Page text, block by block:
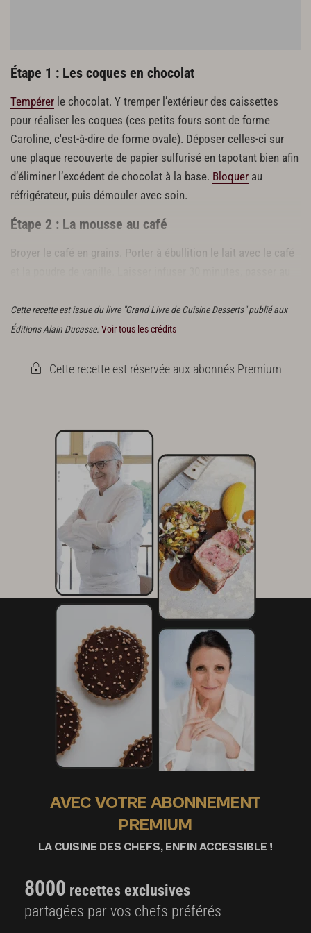
Étape 1 : Les coques en chocolat
Tempérer le chocolat. Y tremper l’extérieur des caissettes
pour réaliser les coques (ces petits fours sont de forme
Caroline, c'est-à-dire de forme ovale). Déposer celles-ci sur
une plaque recouverte de papier sulfurisé en tapotant bien afin
d’éliminer l’excédent de chocolat à la base. Bloquer au
réfrigérateur, puis démouler avec soin.
Étape 2 : La mousse au café
Broyer le café en grains. Porter à ébullition le lait avec le café
Cette recette est issue du livre "Grand Livre de Cuisine Desserts" publié aux
Éditions Alain Ducasse. Voir tous les crédits
Cette recette est réservée aux abonnés Premium
AVEC VOTRE ABONNEMENT
PREMIUM
LA CUISINE DES CHEFS, ENFIN ACCESSIBLE !
8000 recettes exclusives
partagées par vos chefs préférés